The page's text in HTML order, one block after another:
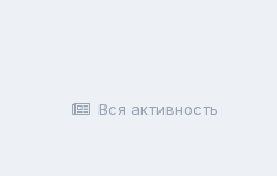
Вся активность